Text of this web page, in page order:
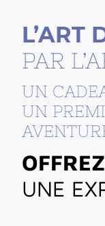
L’ART
PAR
UN
UN
OFFREZ
UNE